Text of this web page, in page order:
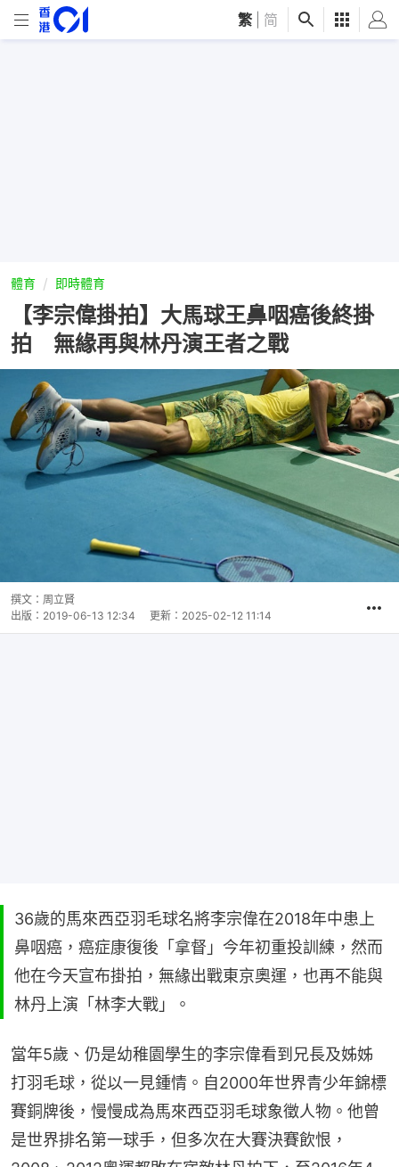
繁 简
體育 即時體育
【李宗偉掛拍】大馬球王鼻咽癌後終掛
拍 無緣再與林丹演王者之戰
撰文： 周立賢
出版： 2019-06-13 12:34 更新： 2025-02-12 11:14
36歲的馬來西亞羽毛球名將李宗偉在2018年中患上
鼻咽癌，癌症康復後「拿督」今年初重投訓練，然而
他在今天宣布掛拍，無緣出戰東京奧運，也再不能與
林丹上演「林李大戰」。
當年5歲、仍是幼稚園學生的李宗偉看到兄長及姊姊
打羽毛球，從以一見鍾情。自2000年世界青少年錦標
賽銅牌後，慢慢成為馬來西亞羽毛球象徵人物。他曾
是世界排名第一球手，但多次在大賽決賽飲恨，